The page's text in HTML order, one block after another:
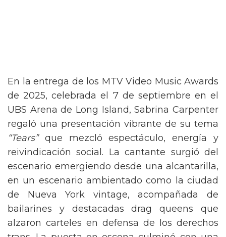
En la entrega de los MTV Video Music Awards
de 2025, celebrada el 7 de septiembre en el
UBS Arena de Long Island, Sabrina Carpenter
regaló una presentación vibrante de su tema
“Tears”que mezcló espectáculo, energía y
reivindicación social. La cantante surgió del
escenario emergiendo desde una alcantarilla,
en un escenario ambientado como la ciudad
de Nueva York vintage, acompañada de
bailarines y destacadas drag queens que
alzaron carteles en defensa de los derechos